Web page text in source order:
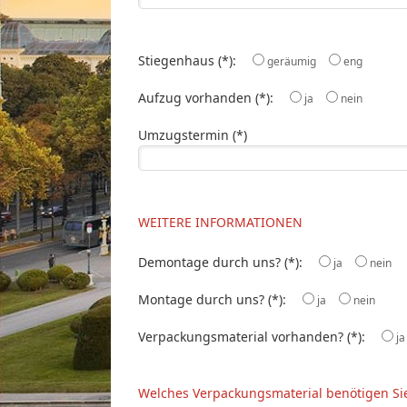
Stiegenhaus (*): geräumig eng
Aufzug vorhanden (*): ja nein
Umzugstermin (*)
WEITERE INFORMATIONEN
Demontage durch uns? (*): ja nein
Montage durch uns? (*): ja nein
Verpackungsmaterial vorhanden? (*): ja
Welches Verpackungsmaterial benötigen